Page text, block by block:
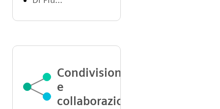
Condivisione
e
collaborazione